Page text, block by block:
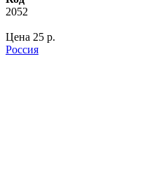
2052
Цена 25 p.
Россия